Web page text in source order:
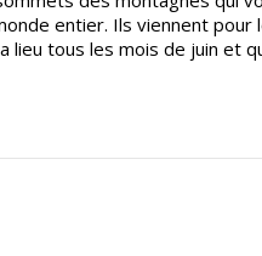
entier. Ils viennent pour
lieu tous les mois de juin et